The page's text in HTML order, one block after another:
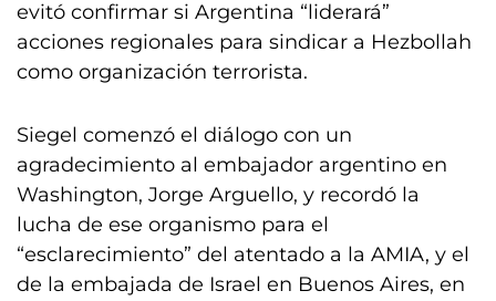
evitó confirmar si Argentina “liderará”
acciones regionales para sindicar a Hezbollah
como organización terrorista.
Siegel comenzó el diálogo con un
agradecimiento al embajador argentino en
Washington, Jorge Arguello, y recordó la
lucha de ese organismo para el
“esclarecimiento” del atentado a la AMIA, y el
de la embajada de Israel en Buenos Aires, en